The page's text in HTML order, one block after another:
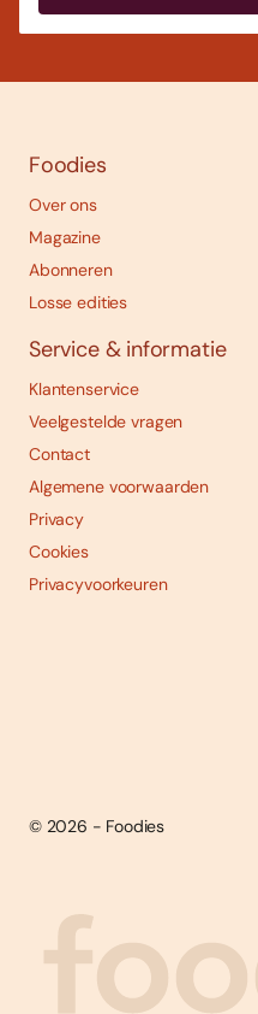
Foodies
Over ons
Magazine
Abonneren
Losse edities
Service & informatie
Klantenservice
Veelgestelde vragen
Contact
Algemene voorwaarden
Privacy
Cookies
Privacyvoorkeuren
© 2026 - Foodies